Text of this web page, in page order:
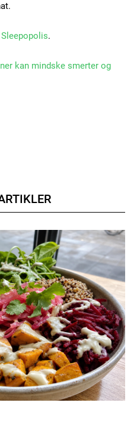
Sleepopolis.
kan mindske smerter og